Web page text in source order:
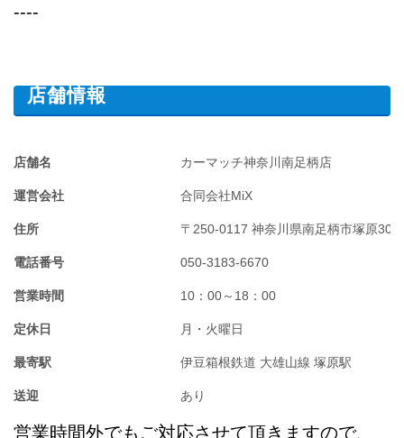
----
店舗情報
店舗名 カーマッチ神奈川南足柄店
運営会社 合同会社MiX
住所 〒250-0117 神奈川県南足柄市塚原
電話番号 050-3183-6670
営業時間 10：00～18：00
定休日 月・火曜日
最寄駅 伊豆箱根鉄道 大雄山線 塚原駅
送迎 あり
営業時間外でもご対応させて頂きますので、